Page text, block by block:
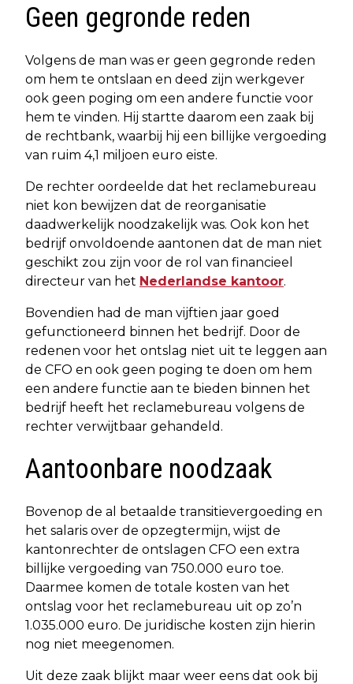
Geen gegronde reden
Volgens de man was er geen gegronde reden
om hem te ontslaan en deed zijn werkgever
ook geen poging om een andere functie voor
hem te vinden. Hij startte daarom een zaak bij
de rechtbank, waarbij hij een billijke vergoeding
van ruim 4,1 miljoen euro eiste.
De rechter oordeelde dat het reclamebureau
niet kon bewijzen dat de reorganisatie
daadwerkelijk noodzakelijk was. Ook kon het
bedrijf onvoldoende aantonen dat de man niet
geschikt zou zijn voor de rol van financieel
directeur van het Nederlandse kantoor.
Bovendien had de man vijftien jaar goed
gefunctioneerd binnen het bedrijf. Door de
redenen voor het ontslag niet uit te leggen aan
de CFO en ook geen poging te doen om hem
een andere functie aan te bieden binnen het
bedrijf heeft het reclamebureau volgens de
rechter verwijtbaar gehandeld.
Aantoonbare noodzaak
Bovenop de al betaalde transitievergoeding en
het salaris over de opzegtermijn, wijst de
kantonrechter de ontslagen CFO een extra
billijke vergoeding van 750.000 euro toe.
Daarmee komen de totale kosten van het
ontslag voor het reclamebureau uit op zo’n
1.035.000 euro. De juridische kosten zijn hierin
nog niet meegenomen.
Uit deze zaak blijkt maar weer eens dat ook bij